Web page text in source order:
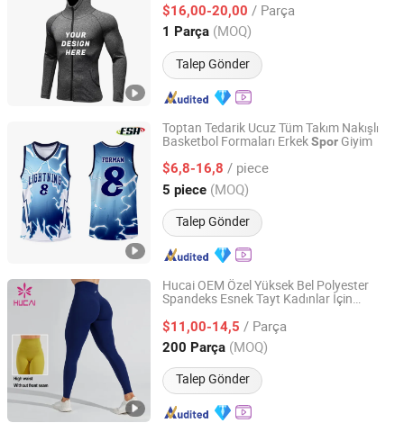
AntrenmanSporGiysisi Koşu Takımı
Bisiklet Ceketi
$16,00-20,00 / Parça
1 Parça (MOQ)
Talep Gönder
Guangdong, China Fiyat 2022
Toptan Tedarik Ucuz Tüm Takım Nakışlı
Basketbol Formaları ErkekSpor Giyim
$6,8-16,8 / piece
5 piece (MOQ)
Talep Gönder
Dongguan Fshsportswear Co., Ltd.
Guangdong, China Fiyat 2021
Hucai OEM Özel Yüksek Bel Polyester
Spandeks Esnek Tayt Kadınlar İçin
YogaSporKıyafetleri
$11,00-14,5 / Parça
200 Parça (MOQ)
Talep Gönder
Dongguan Humen Hucai Garment Co., Ltd.
Guangdong, China Fiyat 2019